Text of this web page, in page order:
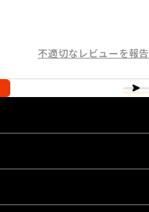
不適切なレビューを報告